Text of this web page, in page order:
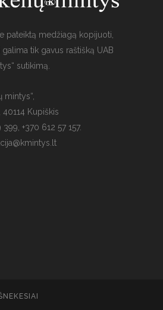
pateiktą medžiagą kopijuoti,
tik gavus raštišką UAB
sutikimą.
mintys“,
Kupiškis
+370 612 57 157.